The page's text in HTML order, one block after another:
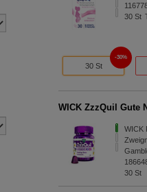
30St
30 St
30%
WICK ZzzQuil Gute
WICK
30St